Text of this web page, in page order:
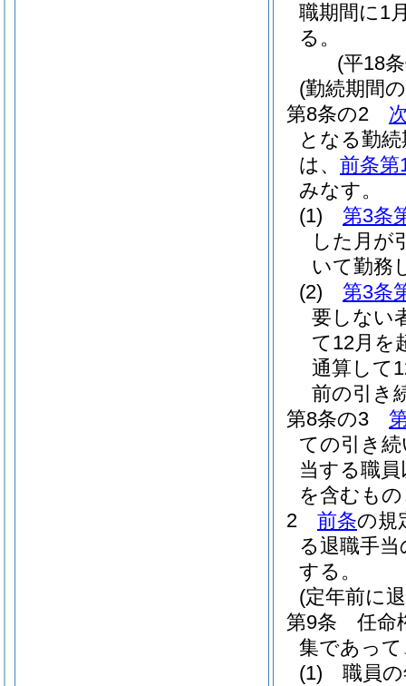
職期間に1
る。
(平18
(勤続期間
第8条の2
となる勤
は、 前条第
みなす。
(1)
第3条
した月が
いて勤務
(2)
第3条
要しない
て12月を
通算して
前の引き
第8条の3
ての引き
当する職
を含むも
2
前条の規
る退職手
する。
(定年前に
第9条
任命
集であっ
(1)
職員